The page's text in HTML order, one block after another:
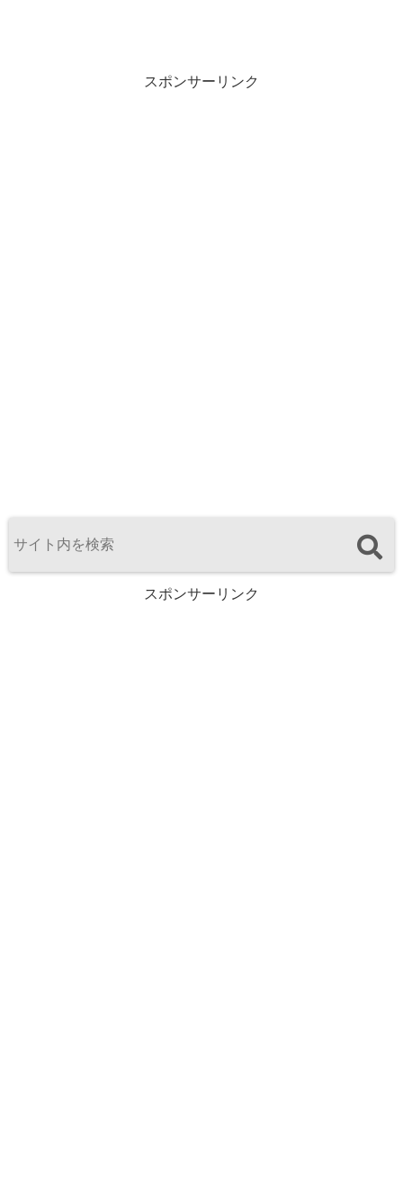
スポンサーリンク
スポンサーリンク